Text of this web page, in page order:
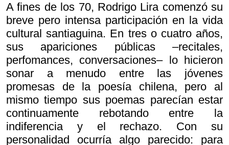
A fines de los 70, Rodrigo Lira comenzó su
breve pero intensa participación en la vida
cultural santiaguina. En tres o cuatro años,
sus apariciones públicas –recitales,
perfomances, conversaciones– lo hicieron
sonar a menudo entre las jóvenes
promesas de la poesía chilena, pero al
mismo tiempo sus poemas parecían estar
continuamente rebotando entre la
indiferencia y el rechazo. Con su
personalidad ocurría algo parecido: para